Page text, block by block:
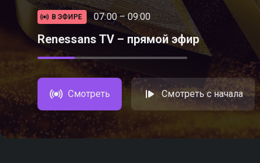
В ЭФИРЕ 07:00 – 09:00
Renessans TV – прямой эфир
Смотреть Смотреть с начала